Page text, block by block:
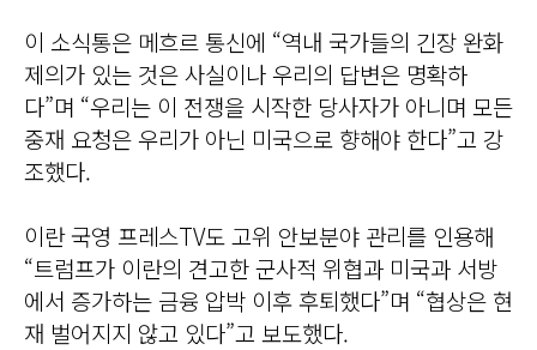
이 소식통은 메흐르 통신에 “역내 국가들의 긴장 완화
제의가 있는 것은 사실이나 우리의 답변은 명확하
다”며 “우리는 이 전쟁을 시작한 당사자가 아니며 모든
중재 요청은 우리가 아닌 미국으로 향해야 한다”고 강
조했다.
이란 국영 프레스TV도 고위 안보분야 관리를 인용해
“트럼프가 이란의 견고한 군사적 위협과 미국과 서방
에서 증가하는 금융 압박 이후 후퇴했다”며 “협상은 현
재 벌어지지 않고 있다”고 보도했다.